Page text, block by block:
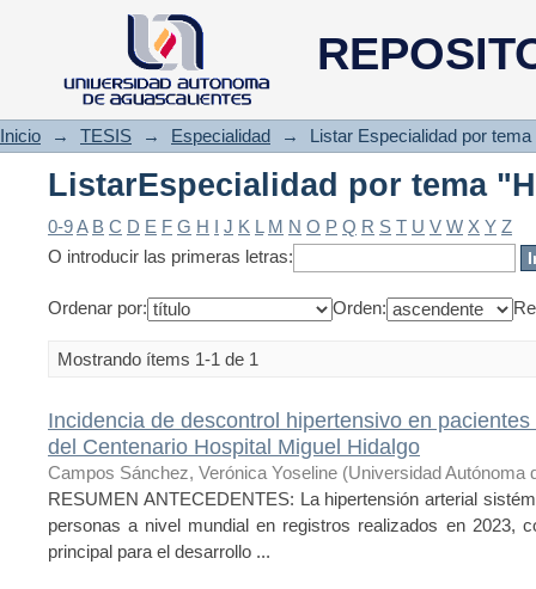
ListarEspecialidad por tema
Inicio → TESIS → Especialidad → Listar Especialidad por tema
ListarEspecialidad por tema
0-9A B C D E F G H I J K L M N O P Q R S T U V W X Y Z
O introducir las primeras letras:
Ordenar por: Orden:
Mostrando ítems 1-1 de 1
Incidencia de descontrol hipertensivo en
del Centenario Hospital Miguel Hidalgo
Campos Sánchez, Verónica Yoseline (Universidad Autónoma
RESUMEN ANTECEDENTES: La hipertensión arterial
personas a nivel mundial en registros realizados en 2023,
principal para el desarrollo ...